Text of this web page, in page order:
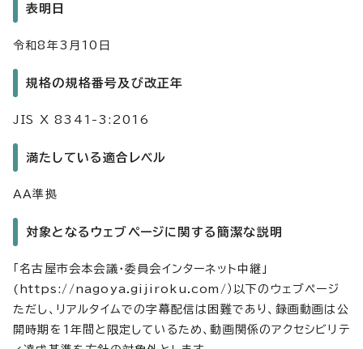
表明日
令和8年3月10日
規格の規格番号及び改正年
JIS X 8341-3:2016
満たしている適合レベル
AA準拠
対象となるウェブページに関する簡潔な説明
「名古屋市会本会議・委員会インターネット中継」
(https://nagoya.gijiroku.com/）以下のウェブページ
ただし、リアルタイムでの字幕配信は困難であり、録画動画は公
開時期を1年間と限定しているため、動画関係のアクセシビリテ